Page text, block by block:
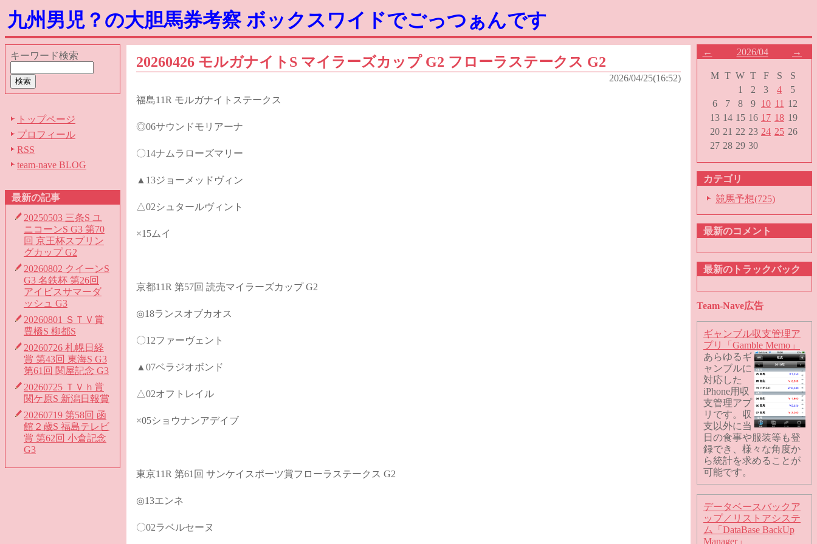
九州男児？の大胆馬券考察 ボックスワイドでごっつぁんです
キーワード検索
トップページ
プロフィール
RSS
team-nave BLOG
最新の記事
20250503 三条S ユ
ニコーンS G3 第70
回 京王杯スプリン
グカップ G2
20260802 クイーンS
G3 名鉄杯 第26回
アイビスサマーダ
ッシュ G3
20260801 ＳＴＶ賞
豊橋S 柳都S
20260726 札幌日経
賞 第43回 東海S G3
第61回 関屋記念 G3
20260725 ＴＶｈ賞
関ケ原S 新潟日報賞
20260719 第58回 函
館２歳S 福島テレビ
賞 第62回 小倉記念
G3
20260426 モルガナイトS マイラーズカップ G2 フローラステークス G2
2026/04/25(16:52)
福島11R モルガナイトステークス
◎06サウンドモリアーナ
〇14ナムラローズマリー
▲13ジョーメッドヴィン
△02シュタールヴィント
×15ムイ
京都11R 第57回 読売マイラーズカップ G2
◎18ランスオブカオス
〇12ファーヴェント
▲07ベラジオボンド
△02オフトレイル
×05ショウナンアデイブ
東京11R 第61回 サンケイスポーツ賞フローラステークス G2
◎13エンネ
〇02ラベルセーヌ
← 2026/04 →
M T W T F S
S
1
2 3 4
5
6
7 8 9 10 11 12
13 14 15 16 17 18 19
20 21 22 23 24 25 26
27 28 29 30
カテゴリ
競馬予想(725)
最新のコメント
最新のトラックバック
Team-Nave広告
ギャンブル収支管理ア
プリ「Gamble Memo」
あらゆるギ
ャンブルに
対応した
iPhone用収
支管理アプ
リです。収
支以外に当
日の食事や服装等も登
録でき、様々な角度か
ら統計を求めることが
可能です。
データベースバックア
ップ／リストアシステ
ム「DataBase BackUp
Manager」